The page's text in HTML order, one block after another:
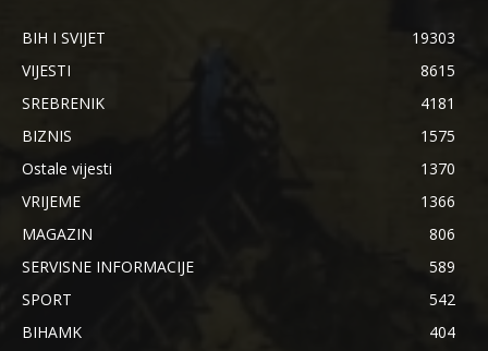
BIH I SVIJET
19303
VIJESTI
8615
SREBRENIK
4181
BIZNIS
1575
Ostale vijesti
1370
VRIJEME
1366
MAGAZIN
806
SERVISNE INFORMACIJE
589
SPORT
542
BIHAMK
404